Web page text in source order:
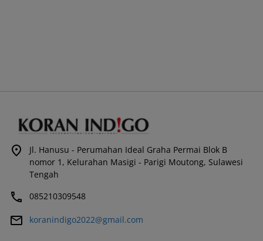
Jl. Hanusu - Perumahan Ideal Graha Permai Blok B
nomor 1, Kelurahan Masigi - Parigi Moutong, Sulawesi
Tengah
085210309548
koranindigo2022@gmail.com